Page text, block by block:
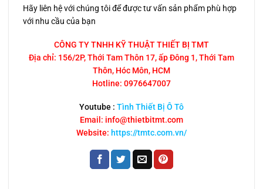
Hãy liên hệ với chúng tôi để được tư vấn sản phẩm phù hợp
với nhu cầu của bạn
CÔNG TY TNHH KỸ THUẬT THIẾT BỊ TMT
Địa chỉ: 156/2P, Thới Tam Thôn 17, ấp Đông 1, Thới Tam
Thôn, Hóc Môn, HCM
Hotline: 0976647007
Youtube : Tình Thiết Bị Ô Tô
Email: info@thietbitmt.com
Website: https://tmtc.com.vn/